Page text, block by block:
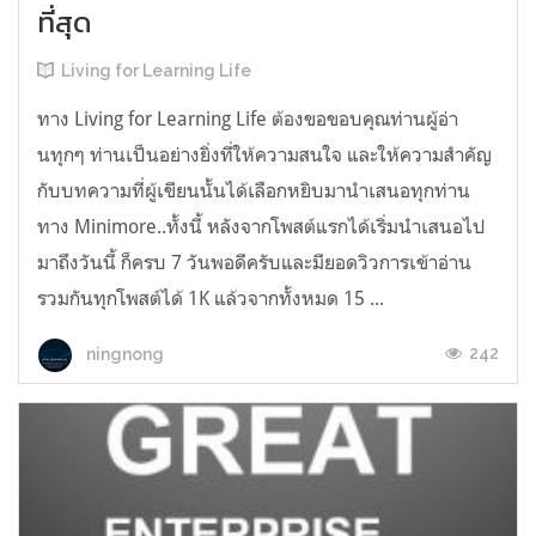
ที่สุด
Living for Learning Life
ทาง Living for Learning Life ต้องขอขอบคุณท่านผู้อ่า
นทุกๆ ท่านเป็นอย่างยิ่งที่ให้ความสนใจ และให้ความสำคัญ
กับบทความที่ผู้เขียนนั้นได้เลือกหยิบมานำเสนอทุกท่าน
ทาง Minimore..ทั้งนี้ หลังจากโพสต์แรกได้เริ่มนำเสนอไป
มาถึงวันนี้ ก็ครบ 7 วันพอดีครับและมียอดวิวการเข้าอ่าน
รวมกันทุกโพสต์ได้ 1K แล้วจากทั้งหมด 15 ...
ningnong 242